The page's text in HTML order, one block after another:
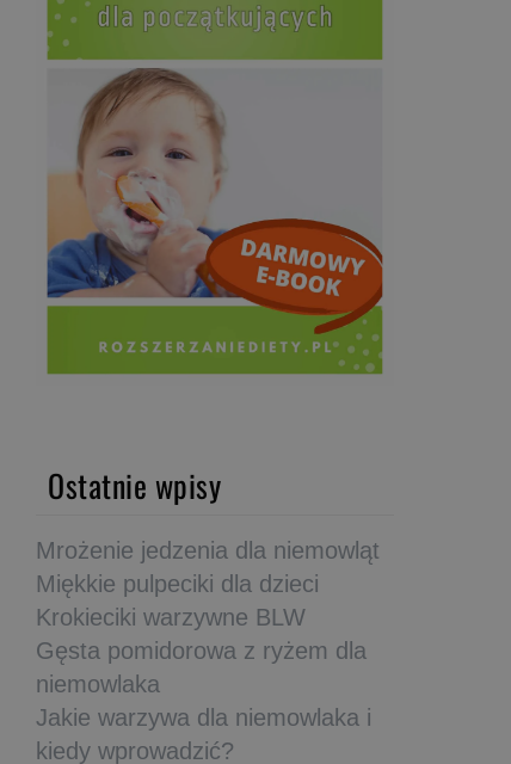
Ostatnie wpisy
Mrożenie jedzenia dla niemowląt
Miękkie pulpeciki dla dzieci
Krokieciki warzywne BLW
Gęsta pomidorowa z ryżem dla
niemowlaka
Jakie warzywa dla niemowlaka i
kiedy wprowadzić?